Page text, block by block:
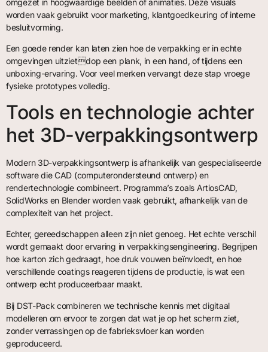
omgezet in hoogwaardige beelden of animaties. Deze visuals
worden vaak gebruikt voor marketing, klantgoedkeuring of interne
besluitvorming.
Een goede render kan laten zien hoe de verpakking er in echte
omgevingen uitzietdop een plank, in een hand, of tijdens een
unboxing-ervaring. Voor veel merken vervangt deze stap vroege
fysieke prototypes volledig.
Tools en technologie achter
het 3D-verpakkingsontwerp
Modern 3D-verpakkingsontwerp is afhankelijk van gespecialiseerde
software die CAD (computerondersteund ontwerp) en
rendertechnologie combineert. Programma’s zoals ArtiosCAD,
SolidWorks en Blender worden vaak gebruikt, afhankelijk van de
complexiteit van het project.
Echter, gereedschappen alleen zijn niet genoeg. Het echte verschil
wordt gemaakt door ervaring in verpakkingsengineering. Begrijpen
hoe karton zich gedraagt, hoe druk vouwen beïnvloedt, en hoe
verschillende coatings reageren tijdens de productie, is wat een
ontwerp echt produceerbaar maakt.
Bij DST-Pack combineren we technische kennis met digitaal
modelleren om ervoor te zorgen dat wat je op het scherm ziet,
zonder verrassingen op de fabrieksvloer kan worden
geproduceerd.